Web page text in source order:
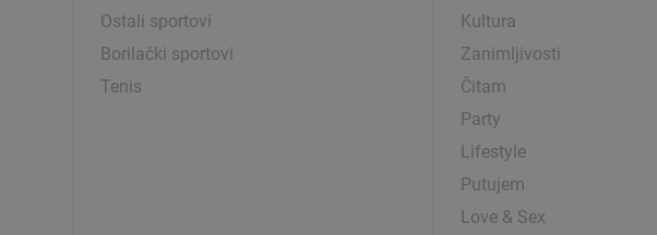
Ostali sportovi
Borilački sportovi
Tenis
Kultura
Zanimljivosti
Čitam
Party
Lifestyle
Putujem
Love & Sex